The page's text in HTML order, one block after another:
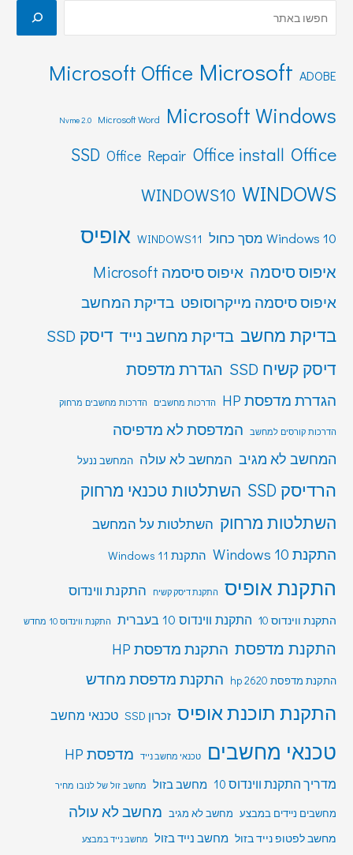
ADOBE
Microsoft
Microsoft Office
Microsoft Windows
Microsoft Word
Nvme 2.0
Office
Office install
Office Repair
SSD
WINDOWS
WINDOWS10
Windows 10 מסך כחול WINDOWS11 אופיס
איפוס סיסמה איפוס סיסמה Microsoft
איפוס סיסמה מייקרוסופט בדיקת המחשב
בדיקת מחשב בדיקת מחשב נייד דיסק SSD
דיסק קשיח SSD
הגדרת מדפסת
הגדרת מדפסת HP הדרכות מחשבים הדרכות מחשבים מרחוק
הדרכות קורסים למחשב המדפסת לא מדפיסה
המחשב לא מגיב המחשב לא עולה המחשב ננעל
הרדיסק SSD
השתלטות טכנאי מרחוק
השתלטות מרחוק השתלטות על המחשב
התקנת Windows 10 התקנת Windows 11
התקנת אופיס התקנת דיסק קשיח התקנת ווינדוס
התקנת ווינדוס 10 התקנת ווינדוס 10 בעברית התקנת ווינדוס 10 מחדש
התקנת מדפסת התקנת מדפסת HP
התקנת מדפסת hp 2620 התקנת מדפסת מחדש
התקנת תוכנת אופיס זכרון SSD טכנאי מחשב
טכנאי מחשבים טכנאי מחשב נייד מדפסת HP
מדריך התקנת ווינדוס 10 מחשב בזול מחשב זול של לנובו מחיר
מחשבים ניידים במבצע מחשב לא מגיב מחשב לא עולה
מחשב לפטופ נייד בזול מחשב נייד בזול מחשב נייד במבצע